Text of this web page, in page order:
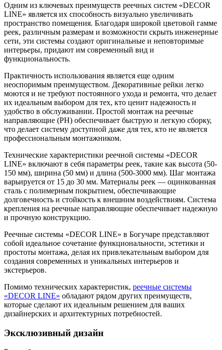
Одним из ключевых преимуществ реечных систем «DECOR
LINE» является их способность визуально увеличивать
пространство помещения. Благодаря широкой цветовой гамме
реек, различным размерам и возможности скрыть инженерные
сети, эти системы создают оригинальные и неповторимые
интерьеры, придают им современный вид и
функциональность.
Практичность использования является еще одним
неоспоримым преимуществом. Декоративные рейки легко
моются и не требуют постоянного ухода и ремонта, что делает
их идеальным выбором для тех, кто ценит надежность и
удобство в обслуживании. Простой монтаж на реечные
направляющие (РН) обеспечивает быструю и легкую сборку,
что делает систему доступной даже для тех, кто не является
профессиональным монтажником.
Технические характеристики реечной системы «DECOR
LINE» включают в себя параметры реек, такие как высота (50-
150 мм), ширина (50 мм) и длина (500-3000 мм). Шаг монтажа
варьируется от 15 до 30 мм. Материалы реек — оцинкованная
сталь с полимерным покрытием, обеспечивающие
долговечность и стойкость к внешним воздействиям. Система
крепления на реечные направляющие обеспечивает надежную
и прочную конструкцию.
Реечные системы «DECOR LINE» в Богучаре представляют
собой идеальное сочетание функциональности, эстетики и
простоты монтажа, делая их привлекательным выбором для
создания современных и уникальных интерьеров и
экстерьеров.
Помимо технических характеристик, реечные системы
«DECOR LINE» обладают рядом других преимуществ,
которые сделают их идеальным решением для ваших
дизайнерских и архитектурных потребностей.
Эксклюзивный дизайн